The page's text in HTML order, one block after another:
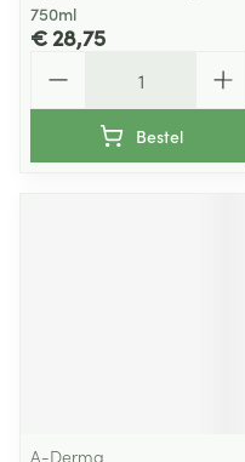
750ml
€ 28,75
Bestel
A-Derma